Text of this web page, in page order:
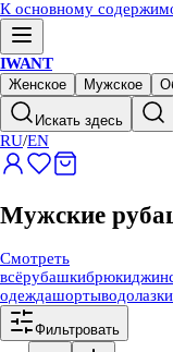
К основному
IWANT
Женское Мужское
Искать здесь
RU/EN
Мужские
Смотреть
всёрубашкибрюки
одеждашортыводолазки
Фильтровать